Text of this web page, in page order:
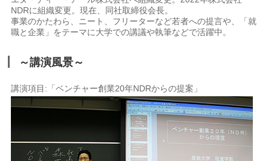
NDRに組織変更。現在、同社取締役会長。
事業のかたわら、ニート、フリーターなど若者への提言や、「就
職と企業」をテーマに大学での講議や執筆などで活躍中。
～講演風景～
講演項目:「ベンチャー創業20年NDRからの提案」